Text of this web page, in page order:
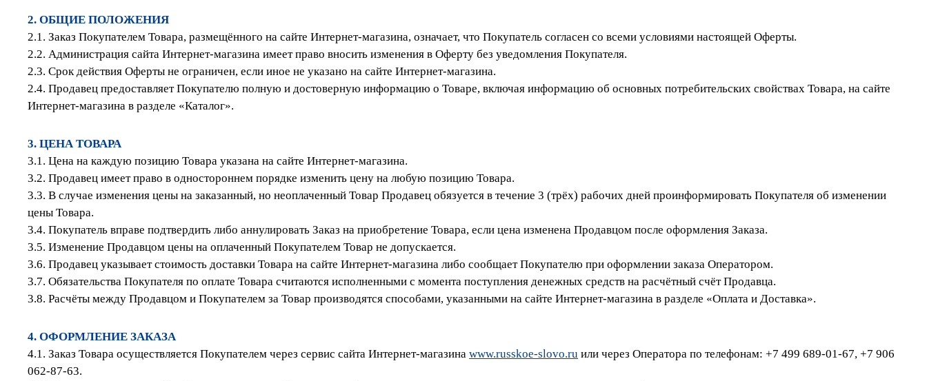
2. ОБЩИЕ ПОЛОЖЕНИЯ
2.1. Заказ Покупателем Товара, размещённого на сайте Интернет-магазина, означает, что Покупатель согласен со всеми условиями настоящей Оферты.
2.2. Администрация сайта Интернет-магазина имеет право вносить изменения в Оферту без уведомления Покупателя.
2.3. Срок действия Оферты не ограничен, если иное не указано на сайте Интернет-магазина.
2.4. Продавец предоставляет Покупателю полную и достоверную информацию о Товаре, включая информацию об основных потребительских свойствах Товара, на сайте
Интернет-магазина в разделе «Каталог».
3. ЦЕНА ТОВАРА
3.1. Цена на каждую позицию Товара указана на сайте Интернет-магазина.
3.2. Продавец имеет право в одностороннем порядке изменить цену на любую позицию Товара.
3.3. В случае изменения цены на заказанный, но неоплаченный Товар Продавец обязуется в течение 3 (трёх) рабочих дней проинформировать Покупателя об изменении
цены Товара.
3.4. Покупатель вправе подтвердить либо аннулировать Заказ на приобретение Товара, если цена изменена Продавцом после оформления Заказа.
3.5. Изменение Продавцом цены на оплаченный Покупателем Товар не допускается.
3.6. Продавец указывает стоимость доставки Товара на сайте Интернет-магазина либо сообщает Покупателю при оформлении заказа Оператором.
3.7. Обязательства Покупателя по оплате Товара считаются исполненными с момента поступления денежных средств на расчётный счёт Продавца.
3.8. Расчёты между Продавцом и Покупателем за Товар производятся способами, указанными на сайте Интернет-магазина в разделе «Оплата и Доставка».
4. ОФОРМЛЕНИЕ ЗАКАЗА
4.1. Заказ Товара осуществляется Покупателем через сервис сайта Интернет-магазина www.russkoe-slovo.ru или через Оператора по телефонам: +7 499 689-01-67, +7 906
062-87-63.